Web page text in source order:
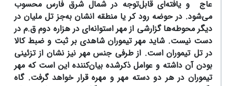
عاج و یافته‌ای قابل‌توجه در شمال شرق فارس محسوب
می‌شود. در حوضه رود کر یا منطقه انشان به‌جز تل ملیان در
دیگر محوطه‌ها گزارشی از مهر استوانه‌ای در هزاره دوم ق.م در
دست نیست. شاید مهر تیموران شاهدی بر ثبت و ضبط کالا
در تل تیموران است. از طرفی جنس مهر نیز نشان از تزئینی
بودن آن داشته و عوامل ذکرشده بیان‌کننده این است که مهر
تیموران در هر دو دسته مهر و مهره قرار خواهد گرفت. گاه